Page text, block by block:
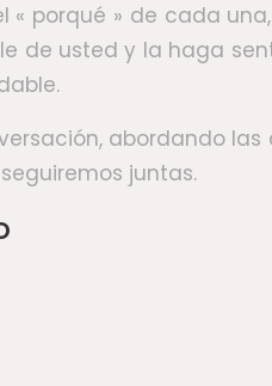
« porqué » de cada
de usted y la haga
abordando las
juntas.